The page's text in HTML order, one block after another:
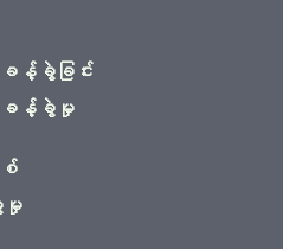
န့်ခွဲခြင်း
ခန့်ခွဲမှု
စ်
မှု